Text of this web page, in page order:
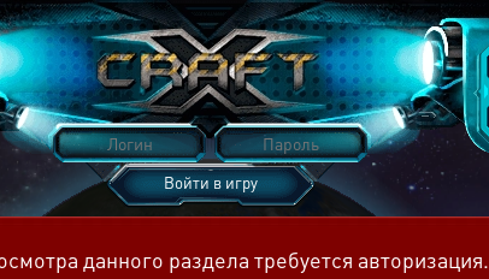
Войти в игру
данного раздела требуется авторизация.